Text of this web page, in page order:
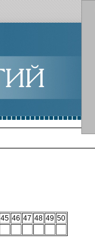
45 46 47 48 49 50